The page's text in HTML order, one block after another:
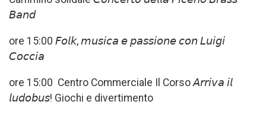
𝘉𝘢𝘯𝘥
ore 15:00 𝘍𝘰𝘭𝘬, 𝘮𝘶𝘴𝘪𝘤𝘢 𝘦 𝘱𝘢𝘴𝘴𝘪𝘰𝘯𝘦 𝘤𝘰𝘯 𝘓𝘶𝘪𝘨𝘪
𝘊𝘰𝘤𝘤𝘪𝘢
ore 15:00 Centro Commerciale Il Corso 𝘈𝘳𝘳𝘪𝘷𝘢 𝘪𝘭
𝘭𝘶𝘥𝘰𝘣𝘶𝘴! Giochi e divertimento